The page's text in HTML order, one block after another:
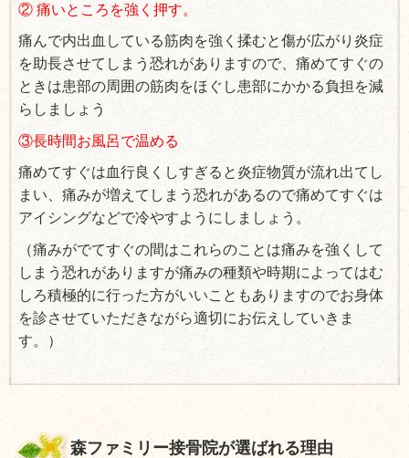
② 痛いところを強く押す。
痛んで内出血している筋肉を強く揉むと傷が広がり炎症
を助長させてしまう恐れがありますので、痛めてすぐの
ときは患部の周囲の筋肉をほぐし患部にかかる負担を減
らしましょう
③長時間お風呂で温める
痛めてすぐは血行良くしすぎると炎症物質が流れ出てし
まい、痛みが増えてしまう恐れがあるので痛めてすぐは
アイシングなどで冷やすようにしましょう。
（痛みがでてすぐの間はこれらのことは痛みを強くして
しまう恐れがありますが痛みの種類や時期によってはむ
しろ積極的に行った方がいいこともありますのでお身体
を診させていただきながら適切にお伝えしていきま
す。）
森ファミリー接骨院が選ばれる理由